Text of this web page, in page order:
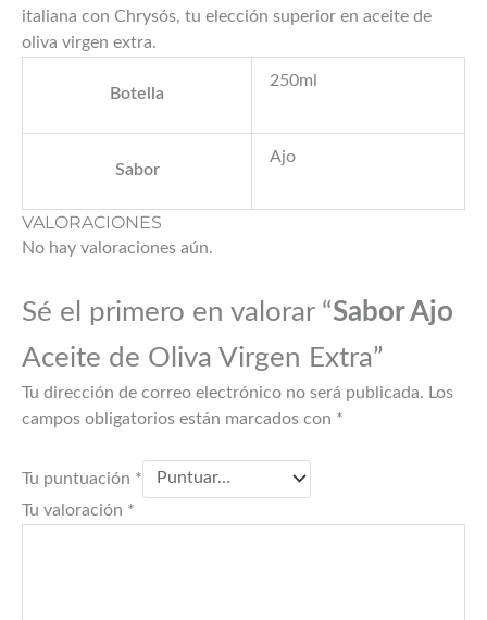
italiana con Chrysós, tu elección superior en aceite de
oliva virgen extra.
Botella
250ml
Sabor
Ajo
VALORACIONES
No hay valoraciones aún.
Sé el primero en valorar “Sabor Ajo
Aceite de Oliva Virgen Extra”
Tu dirección de correo electrónico no será publicada. Los
campos obligatorios están marcados con *
Tu puntuación *
Tu valoración *